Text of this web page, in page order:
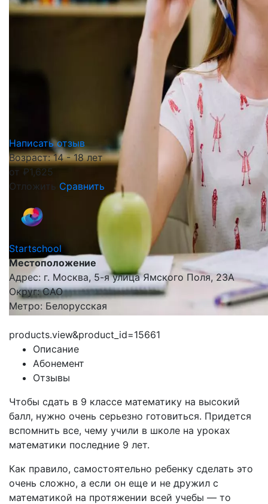
Написать отзыв
Возраст: 14 - 18 лет
от ₽1,625
Отложить Сравнить
Startschool
Местоположение
Адрес: г. Москва, 5-я улица Ямского Поля, 23А
Округ: САО
Метро: Белорусская
products.view&product_id=15661
Описание
Абонемент
Отзывы
Чтобы сдать в 9 классе математику на высокий
балл, нужно очень серьезно готовиться. Придется
вспомнить все, чему учили в школе на уроках
математики последние 9 лет.
Как правило, самостоятельно ребенку сделать это
очень сложно, а если он еще и не дружил с
математикой на протяжении всей учебы — то